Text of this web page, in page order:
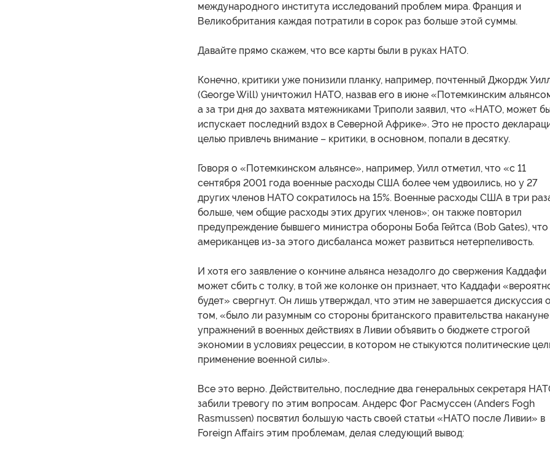
международного института исследований проблем мира. Франция и
Великобритания каждая потратили в сорок раз больше этой суммы.
Давайте прямо скажем, что все карты были в руках НАТО.
Конечно, критики уже понизили планку, например, почтенный Джордж
(George Will) уничтожил НАТО, назвав его в июне «Потемкинским
а за три дня до захвата мятежниками Триполи заявил, что «НАТО, может
испускает последний вздох в Северной Африке». Это не просто
целью привлечь внимание – критики, в основном, попали в десятку.
Говоря о «Потемкинском альянсе», например, Уилл отметил, что «с 11
сентября 2001 года военные расходы США более чем удвоились, но у 27
других членов НАТО сократилось на 15%. Военные расходы США в три
больше, чем общие расходы этих других членов»; он также повторил
предупреждение бывшего министра обороны Боба Гейтса (Bob Gates), что
американцев из-за этого дисбаланса может развиться нетерпеливость.
И хотя его заявление о кончине альянса незадолго до свержения Каддафи
может сбить с толку, в той же колонке он признает, что Каддафи
будет» свергнут. Он лишь утверждал, что этим не завершается дискуссия о
том, «было ли разумным со стороны британского правительства накануне
упражнений в военных действиях в Ливии объявить о бюджете строгой
экономии в условиях рецессии, в котором не стыкуются политические
применение военной силы».
Все это верно. Действительно, последние два генеральных секретаря
забили тревогу по этим вопросам. Андерс Фог Расмуссен (Anders Fogh
Rasmussen) посвятил большую часть своей статьи «НАТО после Ливии» в
Foreign Affairs этим проблемам, делая следующий вывод: